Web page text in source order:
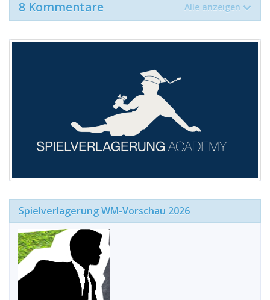
8 Kommentare Alle anzeigen
Spielverlagerung WM-Vorschau 2026